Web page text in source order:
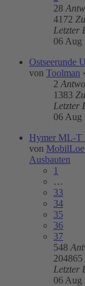
28
4172
Letzter
06 Aug
Ostseerunde
von Toolman
2
1383
Letzter
06 Aug
Hymer ML-T
von
Ausbauten
1
…
33
34
35
36
37
548
204865
Letzter
06 Aug